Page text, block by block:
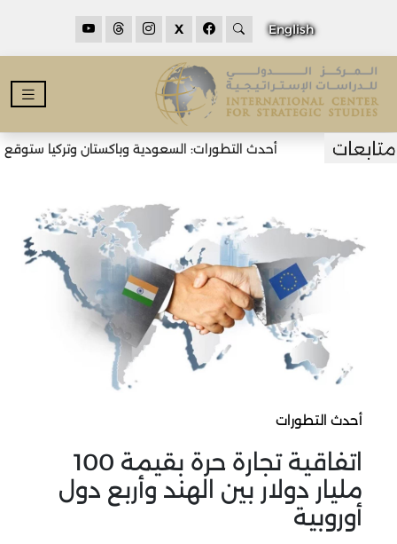
English
X
أحدث التطورات: السعودية وباكستان وتركيا ستوقع
أحدث التطورات
اتفاقية تجارة حرة بقيمة 100
مليار دولار بين الهند وأربع دول
أوروبية